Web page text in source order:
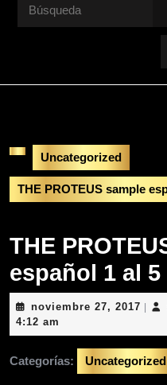
Uncategorized
THE PROTEUS sample
THE
español 1 al 5
noviembre 27, 2017
2017
|
4:12 am
Categorías: Uncategorized